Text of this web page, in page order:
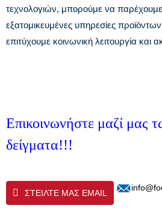
τεχνολογιών, μπορούμε να
εξατομικευμένες υπηρεσίες προϊόντων
επιτύχουμε κοινωνική λειτουργία και
Επικοινωνήστε μαζί μας
δείγματα!!!
ΣΤΕΊΛΤΕ ΜΑΣ EMAIL